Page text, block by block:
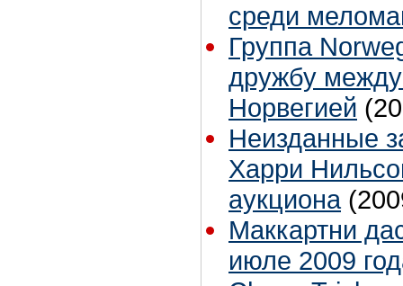
среди
Группа
дружбу
Норвегией
Неизданные
Харри
аукциона
Маккартни
июле 2009